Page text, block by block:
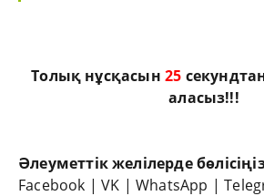
Толық нұсқасын24
аласыз!!!
Әлеуметтік желілерде
Facebook |VK |WhatsApp |